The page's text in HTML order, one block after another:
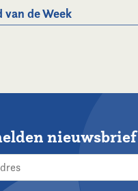
van de Week
nieuwsbrief